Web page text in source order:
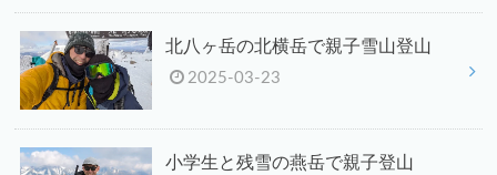
北八ヶ岳の北横岳で親子雪山登山
2025-03-23
小学生と残雪の燕岳で親子登山